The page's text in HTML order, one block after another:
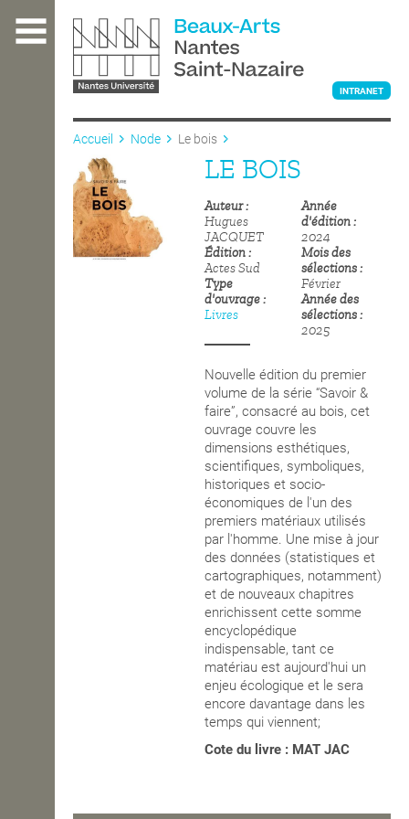
contenu
L'ÉCOLE
ENSEIGNEMENT
INTRANET
Accueil Node Le bois
LE BOIS
Auteur
Hugues
JACQUET
Édition
Actes Sud
Type
d'ouvrage
Livres
Année
d'édition
2024
Mois des
sélections
Février
Année des
sélections
2025
Nouvelle édition du premier
volume de la série “Savoir &
faire”, consacré au bois, cet
ouvrage couvre les
dimensions esthétiques,
scientifiques, symboliques,
historiques et socio-
économiques de l'un des
premiers matériaux utilisés
par l'homme. Une mise à jour
des données (statistiques et
cartographiques, notamment)
et de nouveaux chapitres
enrichissent cette somme
encyclopédique
indispensable, tant ce
matériau est aujourd'hui un
enjeu écologique et le sera
encore davantage dans les
temps qui viennent;
Cote du livre : MAT JAC